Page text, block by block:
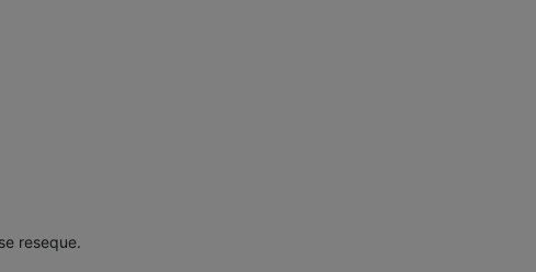
reseque.